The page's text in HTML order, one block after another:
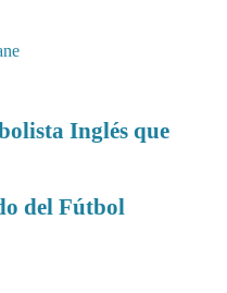
Inglés que
del Fútbol